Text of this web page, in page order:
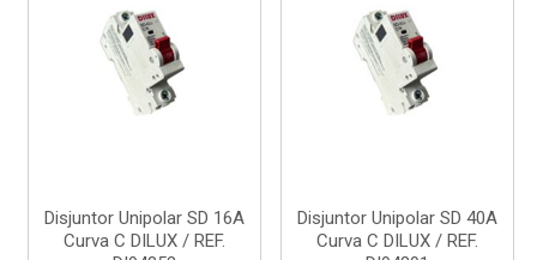
Disjuntor Unipolar SD 16A
Curva C DILUX / REF.
Disjuntor Unipolar SD 40A
Curva C DILUX / REF.